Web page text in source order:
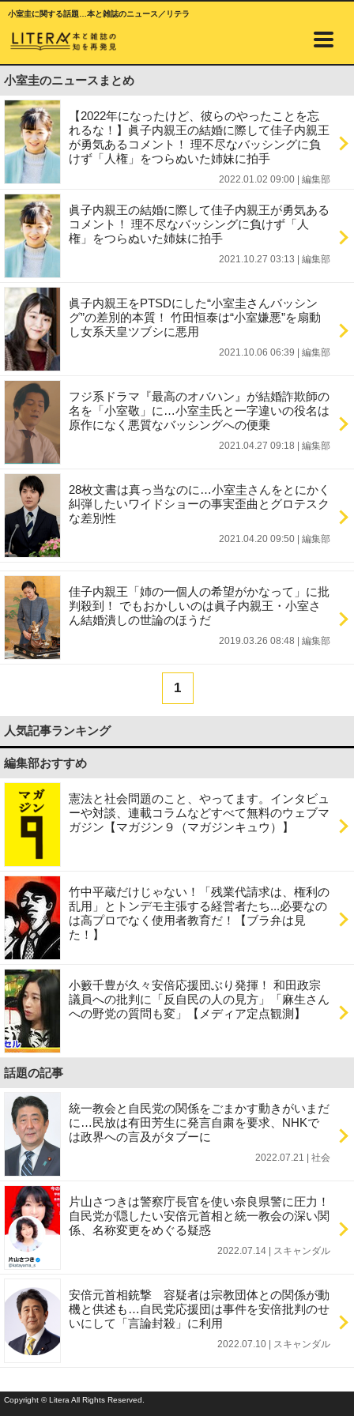
小室圭に関する話題…本と雑誌のニュース／リテラ
小室圭のニュースまとめ
【2022年になったけど、彼らのやったことを忘
れるな！】眞子内親王の結婚に際して佳子内親王
が勇気あるコメント！ 理不尽なバッシングに負
けず「人権」をつらぬいた姉妹に拍手
2022.01.02 09:00 編集部
眞子内親王の結婚に際して佳子内親王が勇気ある
コメント！ 理不尽なバッシングに負けず「人
権」をつらぬいた姉妹に拍手
2021.10.27 03:13 編集部
眞子内親王をPTSDにした“小室圭さんバッシン
グ”の差別的本質！ 竹田恒泰は“小室嫌悪”を扇動
し女系天皇ツブシに悪用
2021.10.06 06:39 編集部
フジ系ドラマ『最高のオバハン』が結婚詐欺師の
名を「小室敬」に…小室圭氏と一字違いの役名は
原作になく悪質なバッシングへの便乗
2021.04.27 09:18 編集部
28枚文書は真っ当なのに…小室圭さんをとにかく
糾弾したいワイドショーの事実歪曲とグロテスク
な差別性
2021.04.20 09:50 編集部
佳子内親王「姉の一個人の希望がかなって」に批
判殺到！ でもおかしいのは眞子内親王・小室さ
ん結婚潰しの世論のほうだ
2019.03.26 08:48 編集部
1
人気記事ランキング
編集部おすすめ
憲法と社会問題のこと、やってます。インタビュ
ーや対談、連載コラムなどすべて無料のウェブマ
ガジン【マガジン９（マガジンキュウ）】
竹中平蔵だけじゃない！「残業代請求は、権利の
乱用」とトンデモ主張する経営者たち...必要なの
は高プロでなく使用者教育だ！【ブラ弁は見
た！】
小籔千豊が久々安倍応援団ぶり発揮！ 和田政宗
議員への批判に「反自民の人の見方」「麻生さん
への野党の質問も変」【メディア定点観測】
話題の記事
統一教会と自民党の関係をごまかす動きがいまだ
に…民放は有田芳生に発言自粛を要求、NHKで
は政界への言及がタブーに
2022.07.21 | 社会
片山さつきは警察庁長官を使い奈良県警に圧力！
自民党が隠したい安倍元首相と統一教会の深い関
係、名称変更をめぐる疑惑
2022.07.14 | スキャンダル
安倍元首相銃撃 容疑者は宗教団体との関係が動
機と供述も…自民党応援団は事件を安倍批判のせ
いにして「言論封殺」に利用
2022.07.10 | スキャンダル
Copyright © Litera All Rights Reserved.